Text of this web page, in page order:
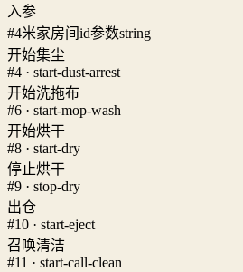
入参
#4米家房间id参数string
开始集尘
#4 · start-dust-arrest
开始洗拖布
#6 · start-mop-wash
开始烘干
#8 · start-dry
停止烘干
#9 · stop-dry
出仓
#10 · start-eject
召唤清洁
#11 · start-call-clean